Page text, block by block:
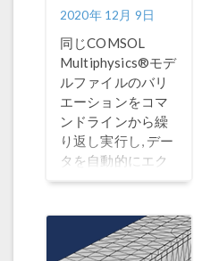
2020年 12月 9日
同じCOMSOL
Multiphysics®モデ
ルファイルのバリ
エーションをコマ
ンドラインから繰
り返し実行し, デー
タを自動的にエク
スポートできるこ
か？